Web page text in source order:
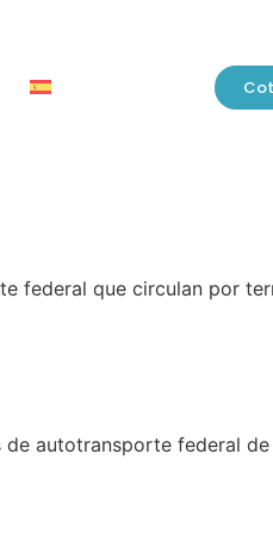
federal que circulan por
de autotransporte federal